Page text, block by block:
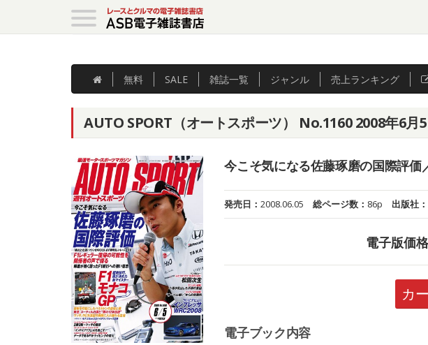
無料 SALE 雑誌一覧 ジャンル 売上ランキング
AUTO SPORT（オートスポーツ） No.1160 2008年6月
今こそ気になる佐藤琢磨の国際評価
発売日：2008.06.05 総ページ数： 86p 出版社：
電子版価格
カ
電子ブック内容